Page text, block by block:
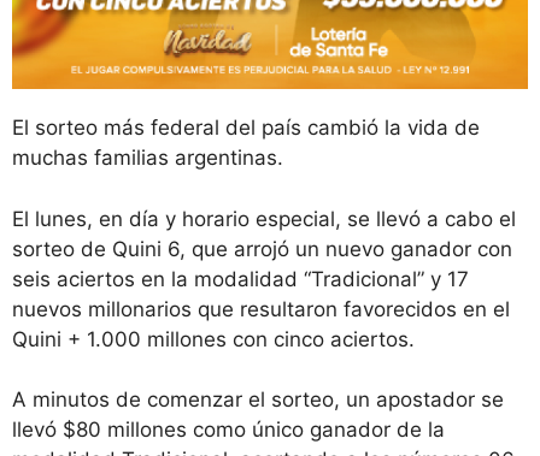
El sorteo más federal del país cambió la vida de
muchas familias argentinas.
El lunes, en día y horario especial, se llevó a cabo el
sorteo de Quini 6, que arrojó un nuevo ganador con
seis aciertos en la modalidad “Tradicional” y 17
nuevos millonarios que resultaron favorecidos en el
Quini + 1.000 millones con cinco aciertos.
A minutos de comenzar el sorteo, un apostador se
llevó $80 millones como único ganador de la